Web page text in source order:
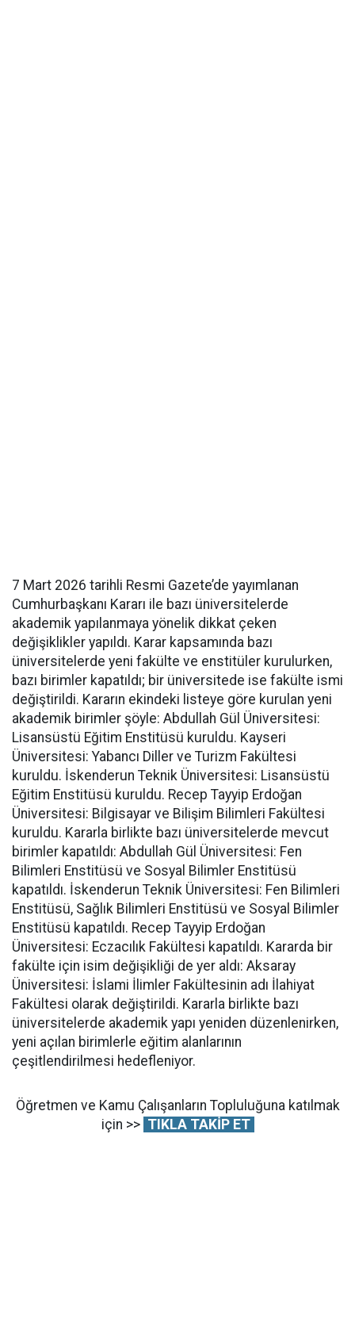
7 Mart 2026 tarihli Resmi Gazete’de yayımlanan
Cumhurbaşkanı Kararı ile bazı üniversitelerde
akademik yapılanmaya yönelik dikkat çeken
değişiklikler yapıldı. Karar kapsamında bazı
üniversitelerde yeni fakülte ve enstitüler kurulurken,
bazı birimler kapatıldı; bir üniversitede ise fakülte ismi
değiştirildi. Kararın ekindeki listeye göre kurulan yeni
akademik birimler şöyle: Abdullah Gül Üniversitesi:
Lisansüstü Eğitim Enstitüsü kuruldu. Kayseri
Üniversitesi: Yabancı Diller ve Turizm Fakültesi
kuruldu. İskenderun Teknik Üniversitesi: Lisansüstü
Eğitim Enstitüsü kuruldu. Recep Tayyip Erdoğan
Üniversitesi: Bilgisayar ve Bilişim Bilimleri Fakültesi
kuruldu. Kararla birlikte bazı üniversitelerde mevcut
birimler kapatıldı: Abdullah Gül Üniversitesi: Fen
Bilimleri Enstitüsü ve Sosyal Bilimler Enstitüsü
kapatıldı. İskenderun Teknik Üniversitesi: Fen Bilimleri
Enstitüsü, Sağlık Bilimleri Enstitüsü ve Sosyal Bilimler
Enstitüsü kapatıldı. Recep Tayyip Erdoğan
Üniversitesi: Eczacılık Fakültesi kapatıldı. Kararda bir
fakülte için isim değişikliği de yer aldı: Aksaray
Üniversitesi: İslami İlimler Fakültesinin adı İlahiyat
Fakültesi olarak değiştirildi. Kararla birlikte bazı
üniversitelerde akademik yapı yeniden düzenlenirken,
yeni açılan birimlerle eğitim alanlarının
çeşitlendirilmesi hedefleniyor.
Öğretmen ve Kamu Çalışanların Topluluğuna katılmak
için >> TIKLA TAKİP ET